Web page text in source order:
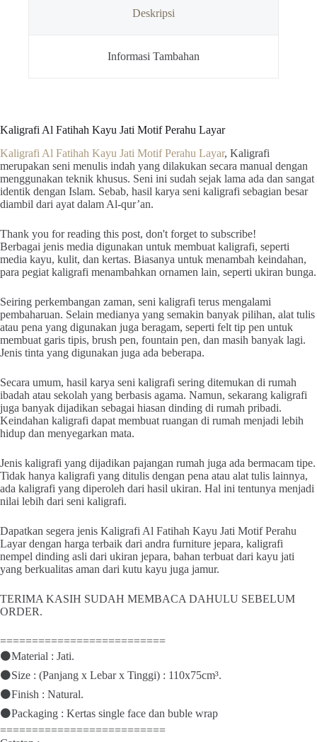
Deskripsi
Informasi Tambahan
Kaligrafi Al Fatihah Kayu Jati Motif Perahu Layar
Kaligrafi Al Fatihah Kayu Jati Motif Perahu Layar, Kaligrafi
merupakan seni menulis indah yang dilakukan secara manual dengan
menggunakan teknik khusus. Seni ini sudah sejak lama ada dan sangat
identik dengan Islam. Sebab, hasil karya seni kaligrafi sebagian besar
diambil dari ayat dalam Al-qur’an.
Thank you for reading this post, don't forget to subscribe!
Berbagai jenis media digunakan untuk membuat kaligrafi, seperti
media kayu, kulit, dan kertas. Biasanya untuk menambah keindahan,
para pegiat kaligrafi menambahkan ornamen lain, seperti ukiran bunga.
Seiring perkembangan zaman, seni kaligrafi terus mengalami
pembaharuan. Selain medianya yang semakin banyak pilihan, alat tulis
atau pena yang digunakan juga beragam, seperti felt tip pen untuk
membuat garis tipis, brush pen, fountain pen, dan masih banyak lagi.
Jenis tinta yang digunakan juga ada beberapa.
Secara umum, hasil karya seni kaligrafi sering ditemukan di rumah
ibadah atau sekolah yang berbasis agama. Namun, sekarang kaligrafi
juga banyak dijadikan sebagai hiasan dinding di rumah pribadi.
Keindahan kaligrafi dapat membuat ruangan di rumah menjadi lebih
hidup dan menyegarkan mata.
Jenis kaligrafi yang dijadikan pajangan rumah juga ada bermacam tipe.
Tidak hanya kaligrafi yang ditulis dengan pena atau alat tulis lainnya,
ada kaligrafi yang diperoleh dari hasil ukiran. Hal ini tentunya menjadi
nilai lebih dari seni kaligrafi.
Dapatkan segera jenis Kaligrafi Al Fatihah Kayu Jati Motif Perahu
Layar dengan harga terbaik dari andra furniture jepara, kaligrafi
nempel dinding asli dari ukiran jepara, bahan terbuat dari kayu jati
yang berkualitas aman dari kutu kayu juga jamur.
TERIMA KASIH SUDAH MEMBACA DAHULU SEBELUM
ORDER.
==========================
⚫Material : Jati.
⚫Size : (Panjang x Lebar x Tinggi) : 110x75cm³.
⚫Finish : Natural.
⚫Packaging : Kertas single face dan buble wrap
==========================